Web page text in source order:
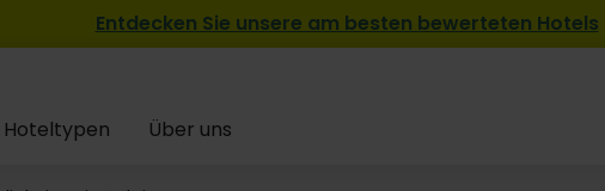
Entdecken Sie unsere am besten bewerteten Hotels
Hoteltypen Über uns